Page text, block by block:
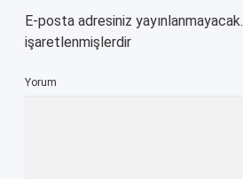
E-posta adresiniz yayınlanmayacak.
işaretlenmişlerdir
Yorum